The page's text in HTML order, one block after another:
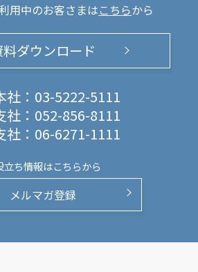
用中のお客さまはこちらから
料ダウンロード
： 03-5222-5111
： 052-856-8111
： 06-6271-1111
立ち情報はこちらから
メルマガ登録